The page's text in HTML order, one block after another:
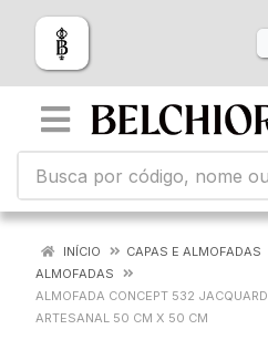
INÍCIO
CAPAS E ALMOFADAS
ALMOFADAS
ALMOFADA CONCEPT 532 JACQUARD
ARTESANAL 50 CM X 50 CM